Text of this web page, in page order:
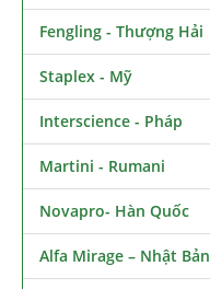
Fengling - Thượng Hải
Staplex - Mỹ
Interscience - Pháp
Martini - Rumani
Novapro- Hàn Quốc
Alfa Mirage – Nhật Bản